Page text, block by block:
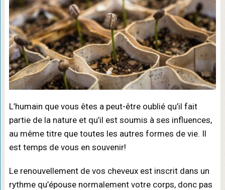
L’humain que vous êtes a peut-être oublié qu’il fait
partie de la nature et qu’il est soumis à ses influences,
au même titre que toutes les autres formes de vie. Il
est temps de vous en souvenir!
Le renouvellement de vos cheveux est inscrit dans un
rythme qu’épouse normalement votre corps, donc pas